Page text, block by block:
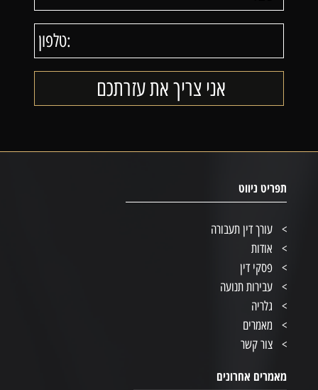
תפריט ניווט
עורך דין תעבורה
אודות
פסקי דין
עבירות תנועה
גלריה
מאמרים
צור קשר
מאמרים אחרונים